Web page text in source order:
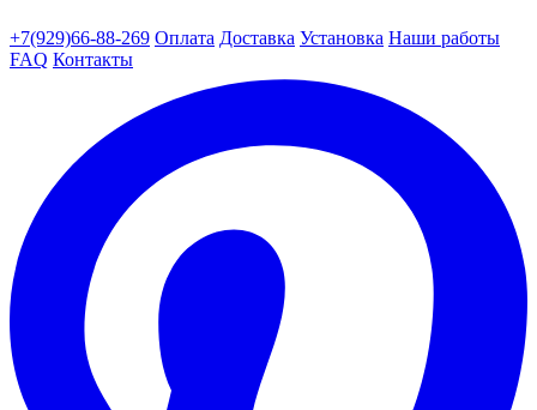
+7(929)66-88-269 Оплата Доставка Установка Наши работы
FAQ Контакты